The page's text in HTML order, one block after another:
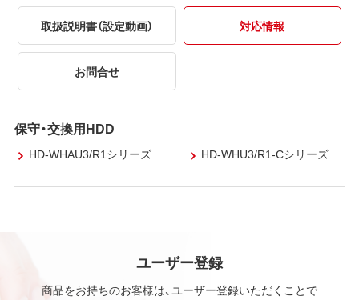
取扱説明書（設定動画） 対応情報
お問合せ
保守・交換用HDD
HD-WHAU3/R1シリーズ HD-WHU3/R1-Cシリーズ
ユーザー登録
商品をお持ちのお客様は、ユーザー登録いただくことで